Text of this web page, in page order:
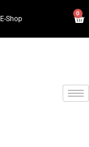
Ε-Shop
0